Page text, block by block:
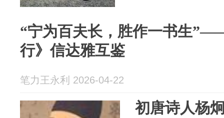
“宁为百夫长，胜作一书生
行》信达雅互鉴
笔力王永利 2026-04-22
初唐诗人杨